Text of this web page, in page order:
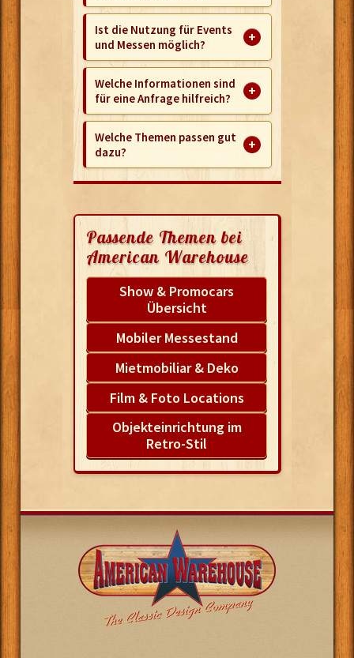
Ist die Nutzung für Events
und Messen möglich?
Welche Informationen sind
für eine Anfrage hilfreich?
Welche Themen passen gut
dazu?
Passende Themen bei
American Warehouse
Show & Promocars
Übersicht
Mobiler Messestand
Mietmobiliar & Deko
Film & Foto Locations
Objekteinrichtung im
Retro-Stil